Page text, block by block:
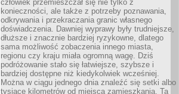
człowiek przemieszczał się nie tylko z
konieczności, ale także z potrzeby poznawania,
odkrywania i przekraczania granic własnego
doświadczenia. Dawniej wyprawy były trudniejsze,
dłuższe i znacznie bardziej ryzykowne, dlatego
sama możliwość zobaczenia innego miasta,
regionu czy kraju miała ogromną wagę. Dziś
podróżowanie stało się łatwiejsze, szybsze i
bardziej dostępne niż kiedykolwiek wcześniej.
Można w ciągu jednego dnia znaleźć się setki albo
tysiące kilometrów od miejsca zamieszkania. Ta